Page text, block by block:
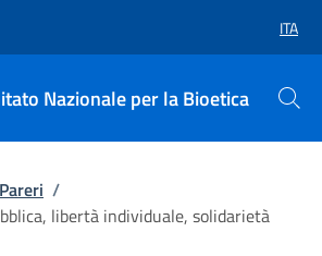
ITA
Nazionale per la Bioetica Cerca
Pareri /
libertà individuale, solidarietà